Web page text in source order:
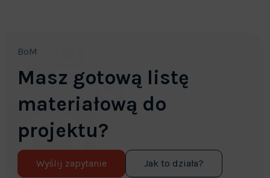
BoM
Masz gotową listę
materiałową do
projektu?
Wyślij zapytanie Jak to działa?